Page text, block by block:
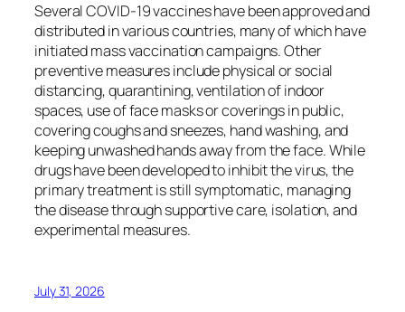
Several COVID-19 vaccines have been approved and
distributed in various countries, many of which have
initiated mass vaccination campaigns. Other
preventive measures include physical or social
distancing, quarantining, ventilation of indoor
spaces, use of face masks or coverings in public,
covering coughs and sneezes, hand washing, and
keeping unwashed hands away from the face. While
drugs have been developed to inhibit the virus, the
primary treatment is still symptomatic, managing
the disease through supportive care, isolation, and
experimental measures.
July 31, 2026